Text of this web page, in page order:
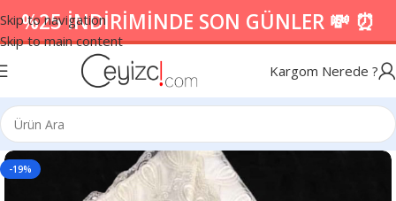
Skip to navigation
Skip to main content
%25 İNDİRİMİNDE SON GÜNLER 💸 ⏰
Kargom Nerede ?
-19%